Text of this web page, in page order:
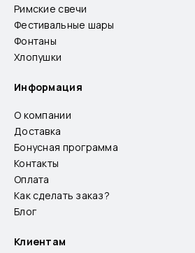
Римские свечи
Фестивальные шары
Фонтаны
Хлопушки
Информация
О компании
Доставка
Бонусная программа
Контакты
Оплата
Как сделать заказ?
Блог
Клиентам